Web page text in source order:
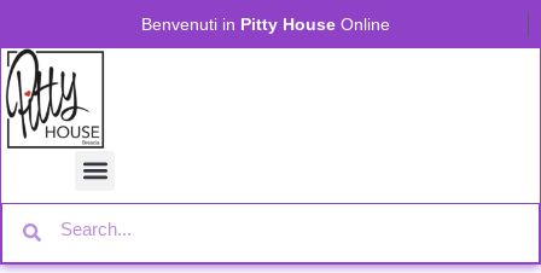
Benvenuti in Pitty House Online